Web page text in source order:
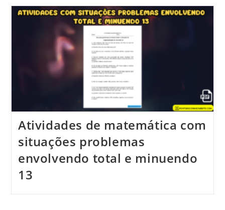
Atividades de matemática com
situações problemas
envolvendo total e minuendo
13